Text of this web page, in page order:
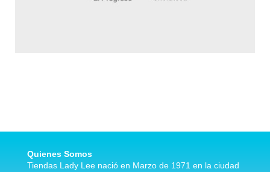
Quienes Somos
Tiendas Lady Lee nació en Marzo de 1971 en la ciudad